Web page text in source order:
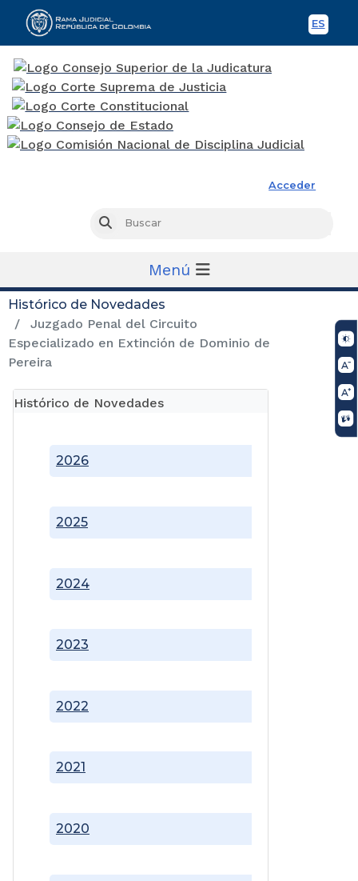
ES
Acceder
Buscar
Menú
Histórico de Novedades
Juzgado Penal del Circuito
Especializado en Extinción de Dominio de
Pereira
Histórico de Novedades
2020
2021
2022
2023
2024
2025
2026